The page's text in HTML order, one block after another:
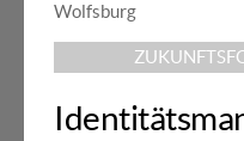
Wolfsburg